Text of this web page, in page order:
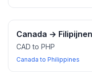
Canada → Filipijnen
CAD to PHP
Canada to Philippines